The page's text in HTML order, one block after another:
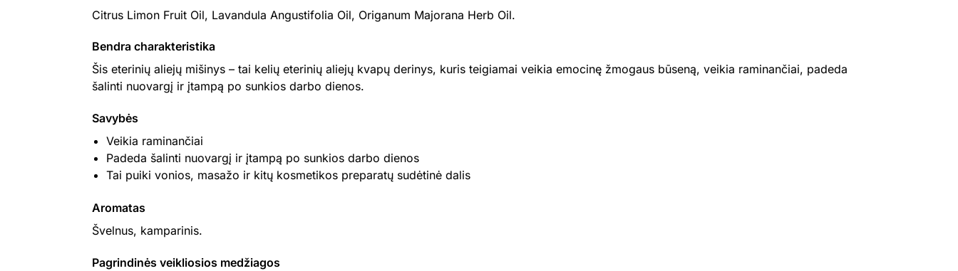
Citrus Limon Fruit Oil, Lavandula Angustifolia Oil, Origanum Majorana Herb Oil.
Bendra charakteristika
Šis eterinių aliejų mišinys – tai kelių eterinių aliejų kvapų derinys, kuris teigiamai veikia emocinę žmogaus būseną, veikia raminančiai, padeda
šalinti nuovargį ir įtampą po sunkios darbo dienos.
Savybės
Veikia raminančiai
Padeda šalinti nuovargį ir įtampą po sunkios darbo dienos
Tai puiki vonios, masažo ir kitų kosmetikos preparatų sudėtinė dalis
Aromatas
Švelnus, kamparinis.
Pagrindinės veikliosios medžiagos